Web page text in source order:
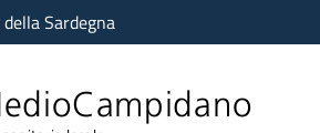
Sardegna